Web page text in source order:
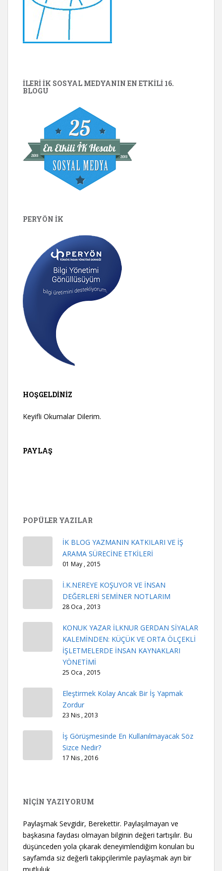
İLERİ İK SOSYAL MEDYANIN EN ETKILI 16.
BLOGU
PERYÖN İK
HOŞGELDINIZ
Keyifli Okumalar Dilerim.
PAYLAŞ
POPÜLER YAZILAR
İK BLOG YAZMANIN KATKILARI VE İŞ
ARAMA SÜRECİNE ETKİLERİ
01 May , 2015
İ.K.NEREYE KOŞUYOR VE İNSAN
DEĞERLERİ SEMİNER NOTLARIM
28 Oca , 2013
KONUK YAZAR İLKNUR GERDAN SİYALAR
KALEMİNDEN: KÜÇÜK VE ORTA ÖLÇEKLİ
İŞLETMELERDE İNSAN KAYNAKLARI
YÖNETİMİ
25 Oca , 2015
Eleştirmek Kolay Ancak Bir İş Yapmak
Zordur
23 Nis , 2013
İş Görüşmesinde En Kullanılmayacak Söz
Sizce Nedir?
17 Nis , 2016
NİÇİN YAZIYORUM
Paylaşmak Sevgidir, Berekettir. Paylaşılmayan ve
başkasına faydası olmayan bilginin değeri tartışılır. Bu
düşünceden yola çıkarak deneyimlendiğim konuları bu
sayfamda siz değerli takipçilerimle paylaşmak ayrı bir